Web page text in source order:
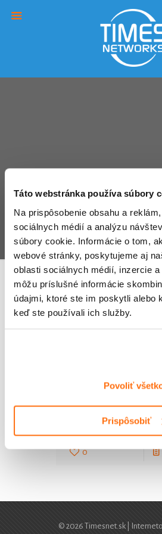
0
© 2026 Timesnet.sk |
Táto webstránka používa súbory
Na prispôsobenie obsahu a
sociálnych médií a analýzu
súbory cookie. Informácie o tom,
webové stránky, poskytujeme aj
oblasti sociálnych médií, inzercie
môžu príslušné informácie
údajmi, ktoré ste im poskytli alebo
keď ste používali ich služby.
Prispôsobiť
Povoliť